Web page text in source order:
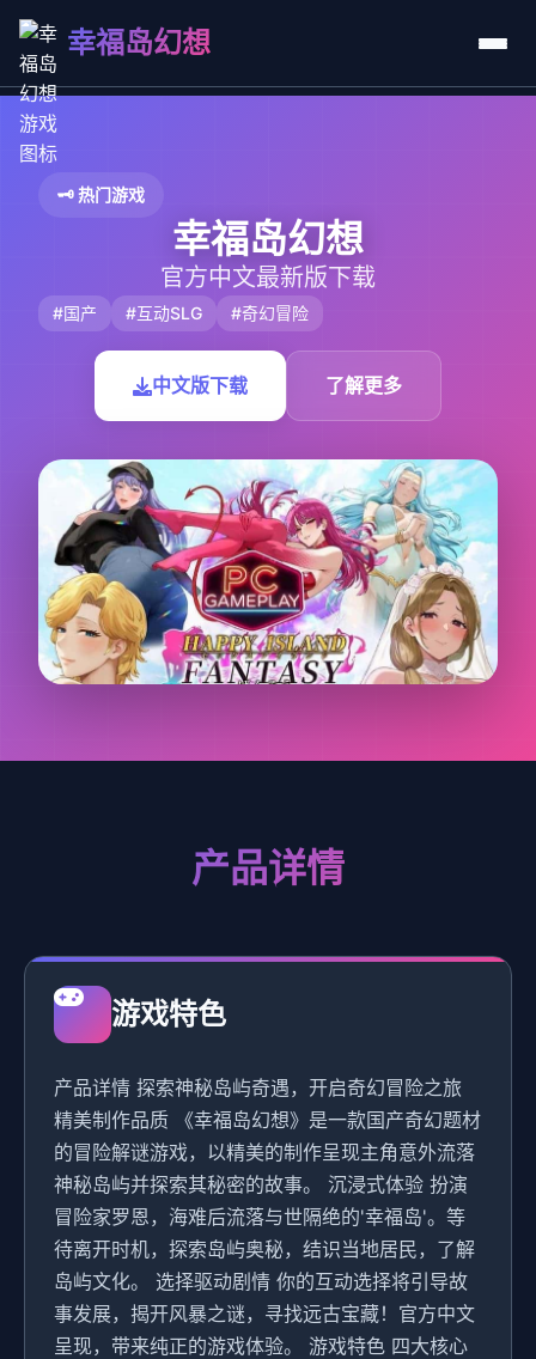
幸福岛幻想
🗝️ 热门游戏
幸福岛幻想
官方中文最新版下载
#国产 #互动SLG #奇幻冒险
中文版下载 了解更多
产品详情
游戏特色
产品详情 探索神秘岛屿奇遇，开启奇幻冒险之旅
精美制作品质 《幸福岛幻想》是一款国产奇幻题材
的冒险解谜游戏，以精美的制作呈现主角意外流落
神秘岛屿并探索其秘密的故事。 沉浸式体验 扮演
冒险家罗恩，海难后流落与世隔绝的'幸福岛'。等
待离开时机，探索岛屿奥秘，结识当地居民，了解
岛屿文化。 选择驱动剧情 你的互动选择将引导故
事发展，揭开风暴之谜，寻找远古宝藏！官方中文
呈现，带来纯正的游戏体验。 游戏特色 四大核心